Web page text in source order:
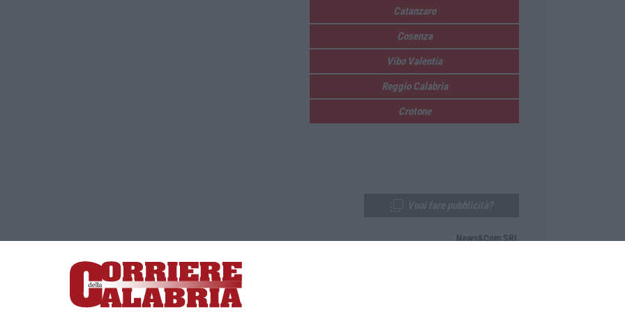
Catanzaro
Cosenza
Vibo Valentia
Reggio Calabria
Crotone
Lamezia Terme (CZ)
responsabile Paola Militano |Privacy
News&Com SRL